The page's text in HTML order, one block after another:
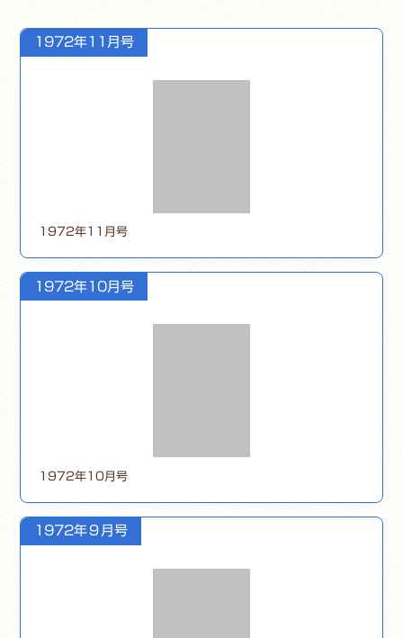
1972年11月号
1972年11月号
1972年10月号
1972年10月号
1972年９月号